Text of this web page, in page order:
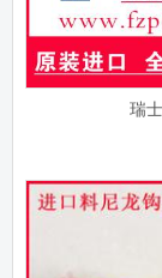
瑞